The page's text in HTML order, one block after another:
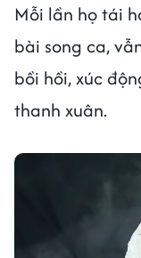
Mỗi lần họ tái
bài song ca,
bồi hồi, xúc
thanh xuân.